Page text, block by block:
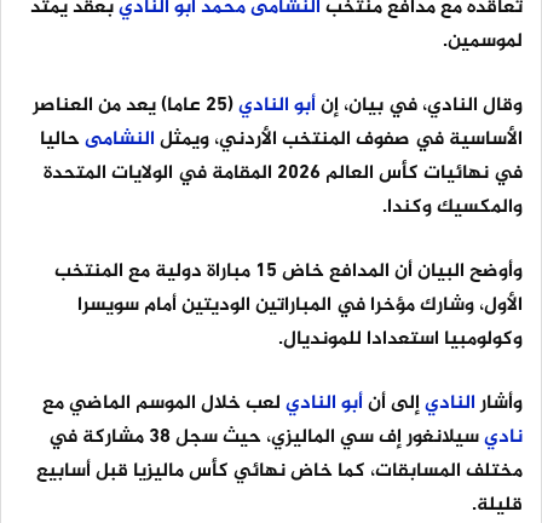
تعاقده مع مدافع منتخبالنشامىمحمدأبوالناديبعقد يمتد
لموسمين.
وقال النادي، في بيان، إنأبوالنادي
(25 عاما) يعد من العناصر
الأساسية في صفوف المنتخب الأردني، ويمثلالنشامىحاليا
في نهائيات كأس العالم 2026 المقامة في الولايات المتحدة
والمكسيك وكندا.
وأوضح البيان أن المدافع خاض 15 مباراة دولية مع المنتخب
الأول، وشارك مؤخرا في المباراتين الوديتين أمام سويسرا
وكولومبيا استعدادا للمونديال.
وأشارالناديإلى أنأبوالناديلعب خلال الموسم الماضي مع
نادي
سيلانغور إف سي الماليزي، حيث سجل 38 مشاركة في
مختلف المسابقات، كما خاض نهائي كأس ماليزيا قبل أسابيع
قليلة.